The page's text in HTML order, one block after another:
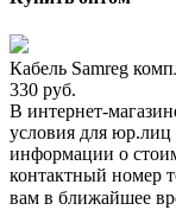
Кабель Samreg
330 руб.
В интернет-
условия для юр.лиц
информации о
контактный номер
вам в ближайшее